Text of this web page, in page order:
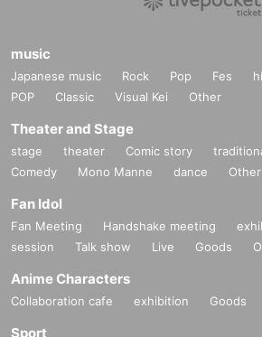
music
Japanese music Rock Pop Fes
POP
Classic Visual Kei Other
Theater and Stage
stage theater Comic story
Comedy
Mono Manne dance Other
Fan Idol
Fan Meeting Handshake meeting
session
Talk show Live Goods
Anime Characters
Collaboration cafe exhibition Goods
Sport